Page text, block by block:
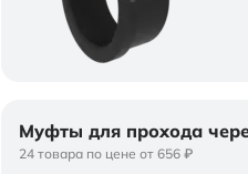
Муфты для прохода
24 товара по цене от 656 ₽